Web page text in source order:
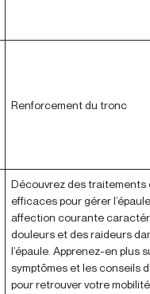
Renforcement du tronc
Découvrez des
efficaces pour gérer
affection courante
douleurs et des raideurs
l’épaule. Apprenez-en plus
symptômes et les conseils
pour retrouver votre